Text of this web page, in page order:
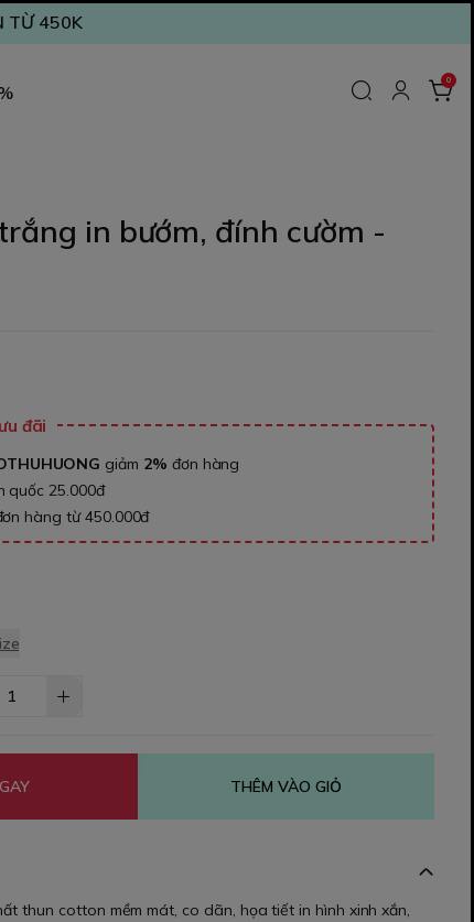
TỪ 450K
0
in bướm, đính cườm -
đãi
giảm 2% đơn hàng
quốc 25.000đ
hàng từ 450.000đ
THÊM VÀO GIỎ
thun cotton mềm mát, co dãn, họa tiết in hình xinh xắn,